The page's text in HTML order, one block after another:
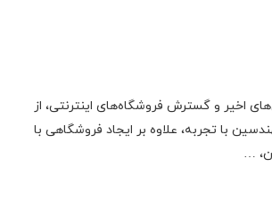
تغذیه سوئیچینگ و تجهیزات کامپیوتری از سال 1385 آغاز نمود. در طی گذشت سال‌های اخیر و گسترش فروشگاه‌های اینترنتی، از
با تجربه، علاوه بر ایجاد فروشگاهی با
…